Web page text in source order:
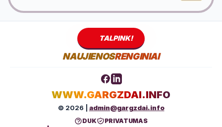
TALPINK!
NAUJIENOSRENGINIAI
WWW.GARGZDAI.INFO
© 2026 | admin@gargzdai.info
DUK PRIVATUMAS